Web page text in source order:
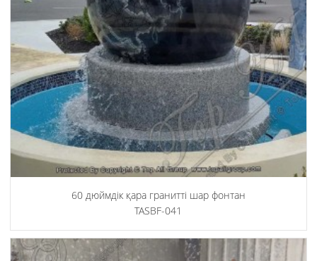
60 дюймдік қара гранитті шар фонтан
TASBF-041